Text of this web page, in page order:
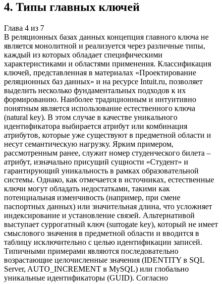
4. Типы главных ключей
Глава 4 из 7
В реляционных базах данных концепция главного ключа не
является монолитной и реализуется через различные типы,
каждый из которых обладает специфическими
характеристиками и областями применения. Классификация
ключей, представленная в материалах «Проектирование
реляционных баз данных» и на ресурсе Intuit.ru, позволяет
выделить несколько фундаментальных подходов к их
формированию. Наиболее традиционным и интуитивно
понятным является использование естественного ключа
(natural key). В этом случае в качестве уникального
идентификатора выбирается атрибут или комбинация
атрибутов, которые уже существуют в предметной области и
несут семантическую нагрузку. Ярким примером,
рассмотренным ранее, служит номер студенческого билета –
атрибут, изначально присущий сущности «Студент» и
гарантирующий уникальность в рамках образовательной
системы. Однако, как отмечается в источниках, естественные
ключи могут обладать недостатками, такими как
потенциальная изменчивость (например, при смене
паспортных данных) или значительная длина, что усложняет
индексирование и установление связей. Альтернативой
выступает суррогатный ключ (surrogate key), который не имеет
смыслового значения в предметной области и вводится в
таблицу исключительно с целью идентификации записей.
Типичными примерами являются последовательно
возрастающие целочисленные значения (IDENTITY в SQL
Server, AUTO_INCREMENT в MySQL) или глобально
уникальные идентификаторы (GUID). Согласно